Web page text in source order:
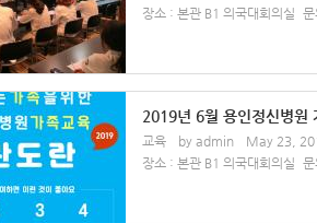
장소 : 본관 B1 의국대회의실
2019년 6월 용인정신병원
교육 by admin May 23,
장소 : 본관 B1 의국대회의실